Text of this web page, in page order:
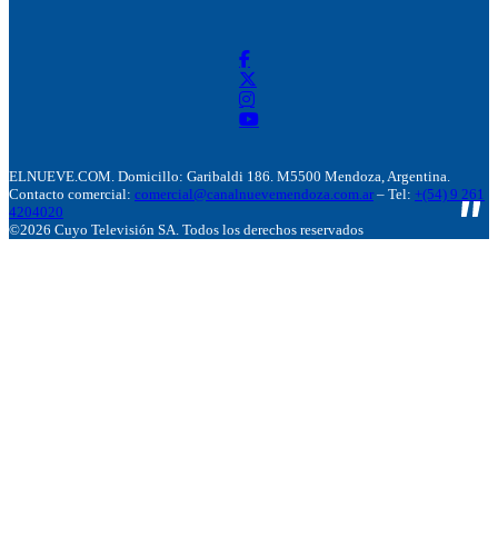
ELNUEVE.COM. Domicillo: Garibaldi 186. M5500 Mendoza, Argentina.
Contacto comercial: comercial@canalnuevemendoza.com.ar – Tel: +(54) 9 261
4204020
©2026 Cuyo Televisión SA. Todos los derechos reservados